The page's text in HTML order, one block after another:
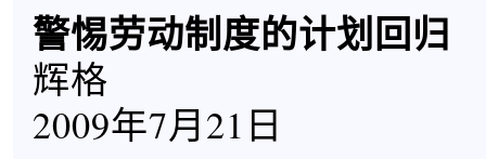
警惕劳动制度的计划回归
辉格
2009年7月21日